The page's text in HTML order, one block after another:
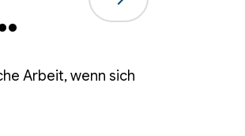
Arbeit, wenn sich